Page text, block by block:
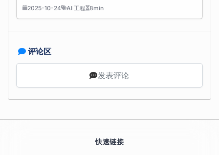
2025-10-24 AI 工程 8min
评论区
发表评论
快速链接